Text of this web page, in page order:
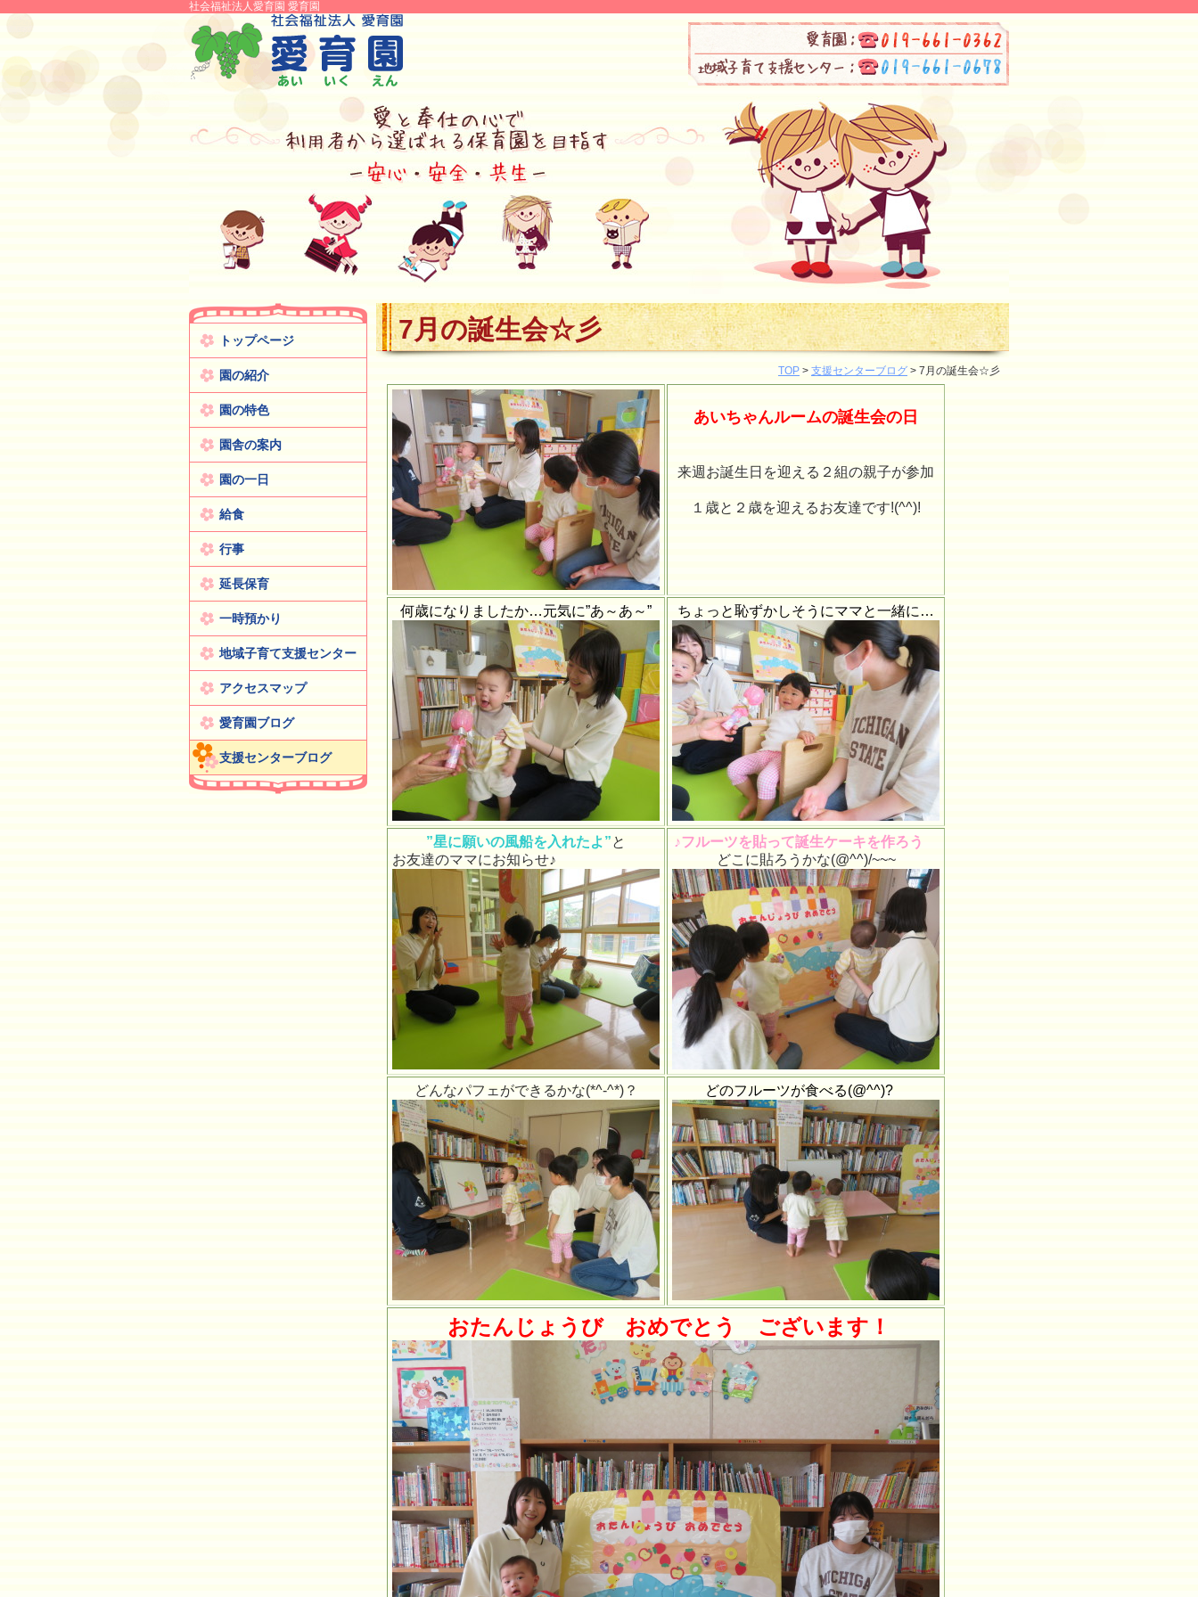
社会福祉法人愛育園 愛育園
トップページ
園の紹介
園の特色
園舎の案内
園の一日
給食
行事
延長保育
一時預かり
地域子育て支援センター
アクセスマップ
愛育園ブログ
支援センターブログ
7月の誕生会☆彡
TOP > 支援センターブログ > 7月の誕生会☆彡
あいちゃんルームの誕生会の日
来週お誕生日を迎える２組の親子が参加
１歳と２歳を迎えるお友達です!(^^)!
何歳になりましたか…元気に”あ～あ～” ちょっと恥ずかしそうにママと一緒に…
”星に願いの風船を入れたよ”と
お友達のママにお知らせ♪
♪フルーツを貼って誕生ケーキを作ろう
どこに貼ろうかな(@^^)/~~~
どんなパフェができるかな(*^-^*)？ どのフルーツが食べる(@^^)?
おたんじょうび おめでとう ございます！